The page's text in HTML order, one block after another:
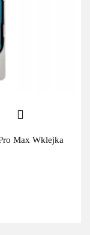
Max Wklejka